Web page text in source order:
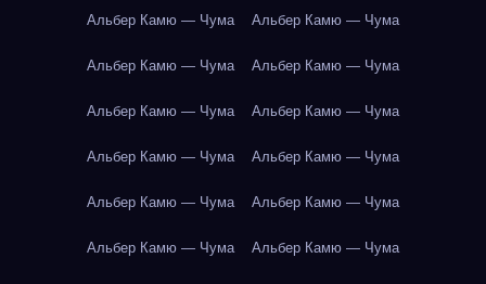
Альбер Камю — Чума Альбер Камю — Чума
Альбер Камю — Чума Альбер Камю — Чума
Альбер Камю — Чума Альбер Камю — Чума
Альбер Камю — Чума Альбер Камю — Чума
Альбер Камю — Чума Альбер Камю — Чума
Альбер Камю — Чума Альбер Камю — Чума